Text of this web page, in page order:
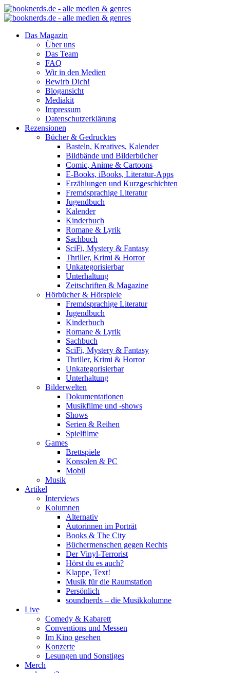
Das Magazin
Über uns
Das Team
FAQ
Wir in den Medien
Bewirb Dich!
Blogansicht
Mediakit
Impressum
Datenschutzerklärung
Rezensionen
Bücher & Gedrucktes
Basteln, Kreatives, Kalender
Bildbände und Bilderbücher
Comic, Anime & Cartoons
E-Books, iBooks, Literatur-Apps
Erzählungen und Kurzgeschichten
Fremdsprachige Literatur
Jugendbuch
Kalender
Kinderbuch
Romane & Lyrik
Sachbuch
SciFi, Mystery & Fantasy
Thriller, Krimi & Horror
Unkategorisierbar
Unterhaltung
Zeitschriften & Magazine
Hörbücher & Hörspiele
Fremdsprachige Literatur
Jugendbuch
Kinderbuch
Romane & Lyrik
Sachbuch
SciFi, Mystery & Fantasy
Thriller, Krimi & Horror
Unkategorisierbar
Unterhaltung
Bilderwelten
Dokumentationen
Musikfilme und -shows
Shows
Serien & Reihen
Spielfilme
Games
Brettspiele
Konsolen & PC
Mobil
Musik
Artikel
Interviews
Kolumnen
Alternativ
Autorinnen im Porträt
Books & The City
Büchermenschen gegen Rechts
Der Vinyl-Terrorist
Hörst du es auch?
Klappe, Text!
Musik für die Raumstation
Persönlich
soundnerds – die Musikkolumne
Live
Comedy & Kabarett
Conventions und Messen
Im Kino gesehen
Konzerte
Lesungen und Sonstiges
Merch